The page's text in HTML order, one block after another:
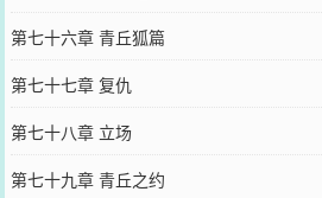
第七十六章 青丘狐篇
第七十七章 复仇
第七十八章 立场
第七十九章 青丘之约